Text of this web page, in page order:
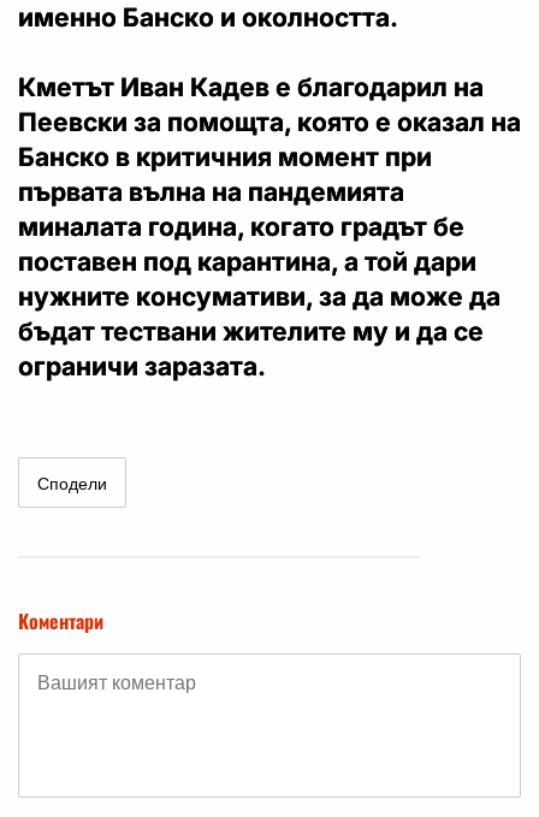
именно Банско и околността.
Кметът Иван Кадев е благодарил на
Пеевски за помощта, която е оказал на
Банско в критичния момент при
първата вълна на пандемията
миналата година, когато градът бе
поставен под карантина, а той дари
нужните консумативи, за да може да
бъдат тествани жителите му и да се
ограничи заразата.
Сподели
Коментари